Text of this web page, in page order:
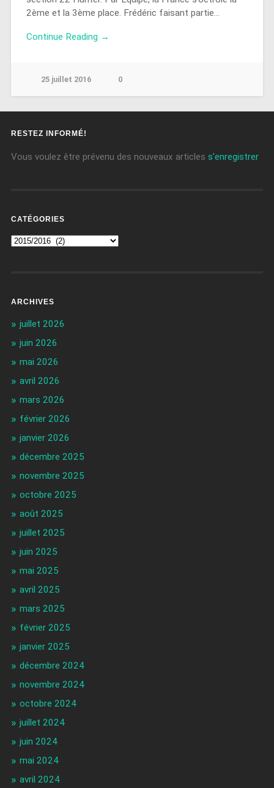
2ème et la 3ème place. Frédéric faisant partie…
Continue Reading →
25 juillet 2016 0
RESTEZ INFORMÉ!
Vous voulez être prévenu des nouveaux articles s'enregistrer
CATÉGORIES
ARCHIVES
juillet 2026
juin 2026
mai 2026
avril 2026
mars 2026
février 2026
janvier 2026
décembre 2025
novembre 2025
octobre 2025
août 2025
juillet 2025
juin 2025
mai 2025
avril 2025
mars 2025
février 2025
janvier 2025
décembre 2024
novembre 2024
octobre 2024
juillet 2024
juin 2024
mai 2024
avril 2024